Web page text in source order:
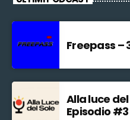
Freepass –
Alla luce
Episodio #3